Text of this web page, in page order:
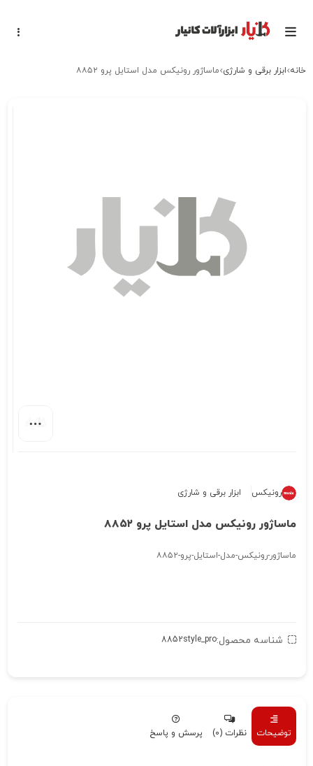
خانه ابزار برقی و شارژی ماساژور رونیکس مدل استایل پرو ۸۸۵۲
رونیکس ابزار برقی و شارژی
ماساژور رونیکس مدل استایل پرو ۸۸۵۲
ماساژور-رونیکس-مدل-استایل-پرو-۸۸۵۲
شناسه محصول:8852style_pro
توضیحات نظرات (0) پرسش و پاسخ